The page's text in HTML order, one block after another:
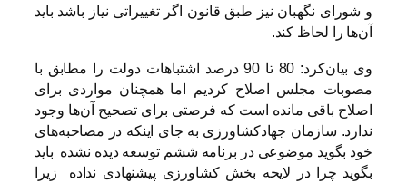
و شورای نگهبان نیز طبق قانون اگر تغییراتی نیاز باشد باید
آن‌ها را لحاظ کند.
وی بیان‌کرد: 80 تا 90 درصد اشتباهات دولت را مطابق با
مصوبات مجلس اصلاح کردیم اما همچنان مواردی برای
اصلاح باقی مانده است که فرصتی برای تصحیح آن‌ها وجود
ندارد. سازمان جهادکشاورزی به جای اینکه در مصاحبه‌های
خود بگوید موضوعی در برنامه ششم توسعه دیده نشده باید
بگوید چرا در لایحه بخش کشاورزی پیشنهادی نداده زیرا